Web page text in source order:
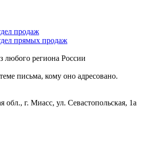
продаж
прямых продаж
любого региона России
письма, кому оно адресовано.
обл., г. Миасс, ул. Севастопольская, 1а